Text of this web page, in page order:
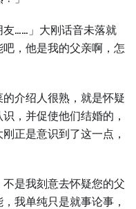
友……」⼤刚话音未落就
，他是我的父亲啊，怎
的介绍⼈很熟，就是怀疑
，并促使他们结婚的，
正是意识到了这⼀点，
是我刻意去怀疑您的父
我单纯只是就事论事，